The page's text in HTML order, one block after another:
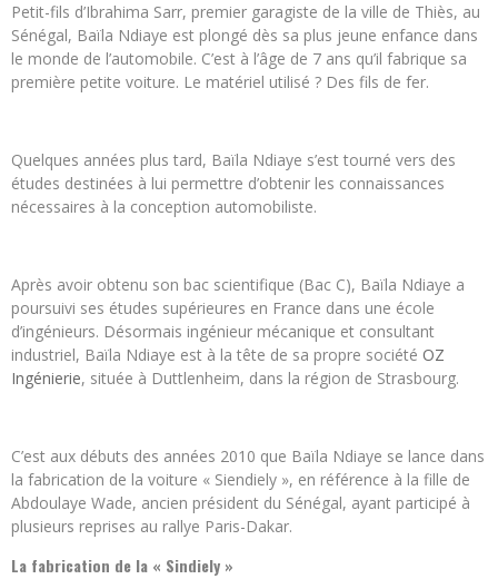
Petit-fils d’Ibrahima Sarr, premier garagiste de la ville de Thiès, au
Sénégal, Baïla Ndiaye est plongé dès sa plus jeune enfance dans
le monde de l’automobile. C’est à l’âge de 7 ans qu’il fabrique sa
première petite voiture. Le matériel utilisé ? Des fils de fer.
Quelques années plus tard, Baïla Ndiaye s’est tourné vers des
études destinées à lui permettre d’obtenir les connaissances
nécessaires à la conception automobiliste.
Après avoir obtenu son bac scientifique (Bac C), Baïla Ndiaye a
poursuivi ses études supérieures en France dans une école
d’ingénieurs. Désormais ingénieur mécanique et consultant
industriel, Baïla Ndiaye est à la tête de sa propre société OZ
Ingénierie, située à Duttlenheim, dans la région de Strasbourg.
C’est aux débuts des années 2010 que Baïla Ndiaye se lance dans
la fabrication de la voiture « Siendiely », en référence à la fille de
Abdoulaye Wade, ancien président du Sénégal, ayant participé à
plusieurs reprises au rallye Paris-Dakar.
La fabrication de la « Sindiely »